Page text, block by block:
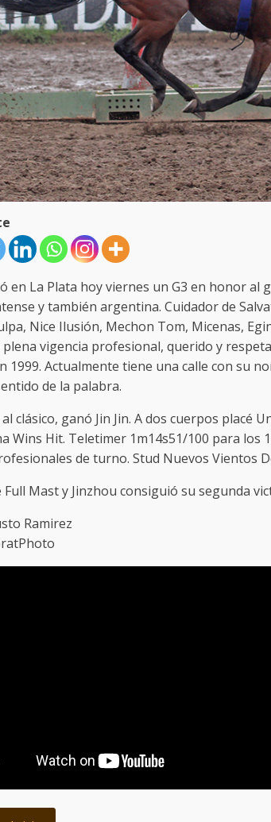
en La Plata hoy viernes un G3 en honor al
y también argentina. Cuidador de
Nice Ilusión, Mechon Tom, Micenas,
vigencia profesional, querido y
1999. Actualmente tiene una calle con su
de la palabra.
clásico, ganó Jin Jin. A dos cuerpos placé
Wins Hit. Teletimer 1m14s51/100 para los
de turno. Stud Nuevos Vientos
Full Mast y Jinzhou consiguió su segunda
Ramirez